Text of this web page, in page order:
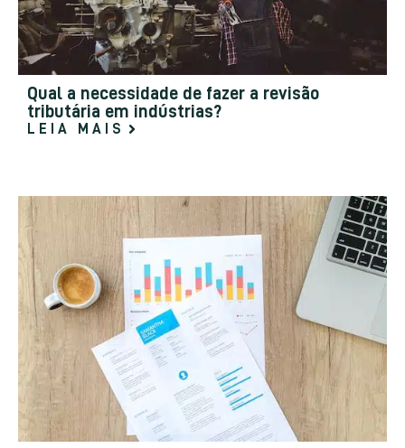
Qual a necessidade de fazer a revisão
tributária em indústrias?
LEIA MAIS